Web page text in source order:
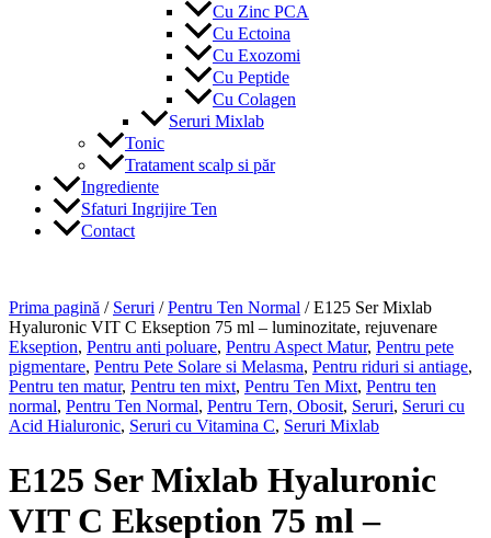
Cu Zinc PCA
Cu Ectoina
Cu Exozomi
Cu Peptide
Cu Colagen
Seruri Mixlab
Tonic
Tratament scalp si păr
Ingrediente
Sfaturi Ingrijire Ten
Contact
Prima pagină / Seruri /Pentru Ten Normal / E125 Ser Mixlab
Hyaluronic VIT C Ekseption 75 ml – luminozitate, rejuvenare
Ekseption, Pentru anti poluare, Pentru Aspect Matur, Pentru pete
pigmentare, Pentru Pete Solare si Melasma, Pentru riduri si antiage,
Pentru ten matur, Pentru ten mixt, Pentru Ten Mixt, Pentru ten
normal, Pentru Ten Normal, Pentru Tern, Obosit, Seruri, Seruri cu
Acid Hialuronic, Seruri cu Vitamina C, Seruri Mixlab
E125 Ser Mixlab Hyaluronic
VIT C Ekseption 75 ml –